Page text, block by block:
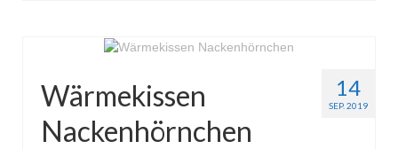
14
SEP. 2019
Wärmekissen
Nackenhörnchen